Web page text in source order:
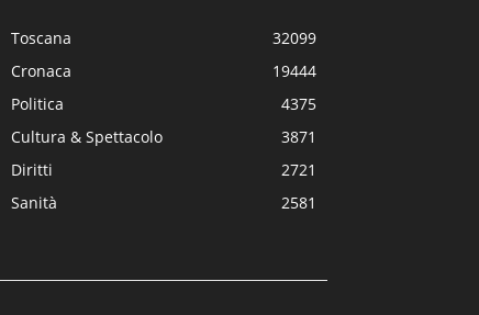
Toscana
32099
Cronaca
19444
Politica
4375
Cultura & Spettacolo
3871
Diritti
2721
Sanità
2581